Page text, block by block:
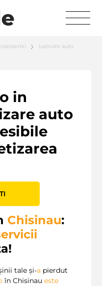
lustruire auto
in
auto
Chisinau:
tale și-a pierdut
în Chisinau este